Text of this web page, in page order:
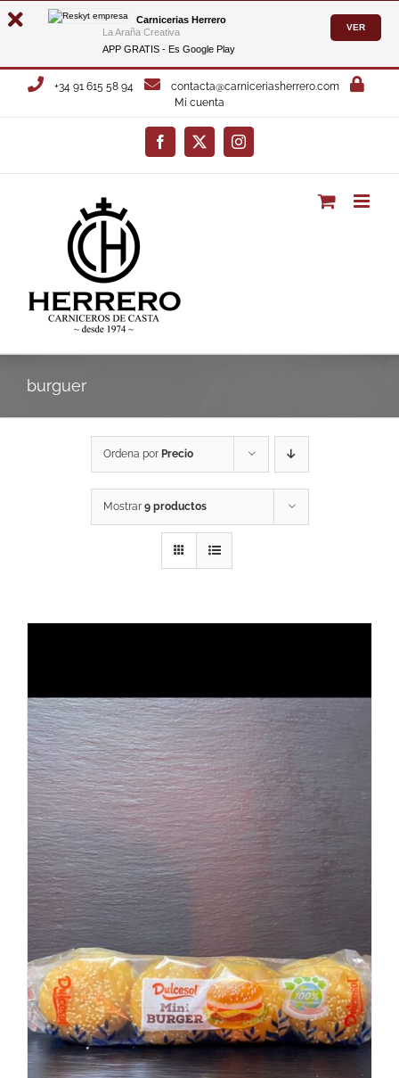
Carnicerias Herrero
La Araña Creativa
APP GRATIS - Es Google Play
VER
Saltar
+34 91 615 58 94
contacta@carniceriasherrero.com
Mi cuenta
Facebook
X Instagram
burguer
Ordena por Precio
Mostrar 9 productos